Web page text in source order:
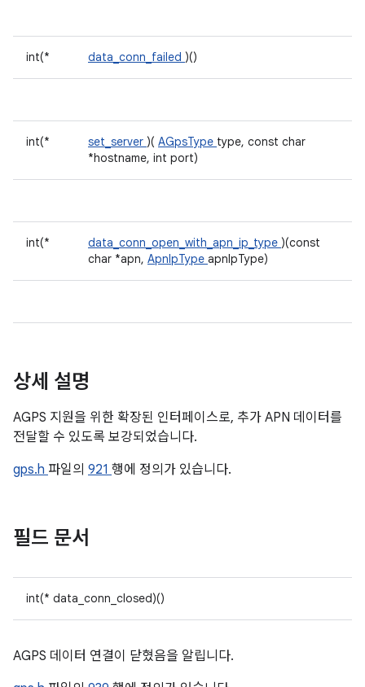
int(* data_conn_failed )()
int(* set_server )( AGpsType type, const char
*hostname, int port)
int(* data_conn_open_with_apn_ip_type )(const
char *apn, ApnIpType apnIpType)
상세 설명
AGPS 지원을 위한 확장된 인터페이스로, 추가 APN 데이터를
전달할 수 있도록 보강되었습니다.
gps.h 파일의 921 행에 정의가 있습니다.
필드 문서
int(* data_conn_closed)()
AGPS 데이터 연결이 닫혔음을 알립니다.